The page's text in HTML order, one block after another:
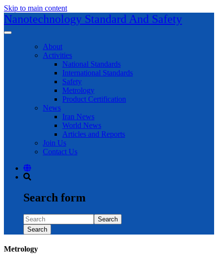
Skip to main content
Nanotechnology Standard And Safety
About
Activities
National Standards
International Standards
Safety
Metrology
Product Certification
News
Iran News
World News
Articles and Reports
Join Us
Contact Us
Search form
Search
Search
Metrology